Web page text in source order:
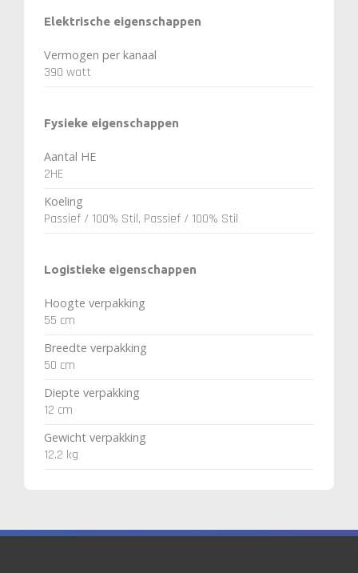
Elektrische eigenschappen
Vermogen per kanaal
390 watt
Fysieke eigenschappen
Aantal HE
2HE
Koeling
Passief / 100% Stil, Passief / 100% Stil
Logistieke eigenschappen
Hoogte verpakking
55 cm
Breedte verpakking
50 cm
Diepte verpakking
12 cm
Gewicht verpakking
12.2 kg